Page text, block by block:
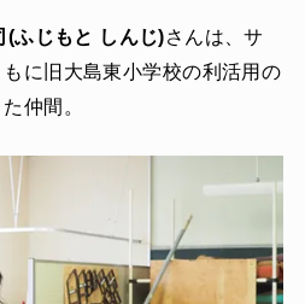
(ふじもと しんじ)さんは、サ
に旧大島東小学校の利活用の
仲間。